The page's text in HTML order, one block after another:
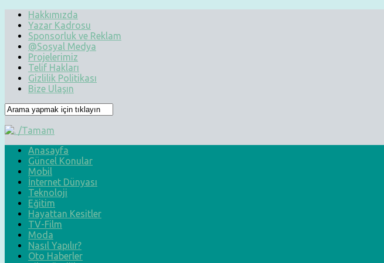
Hakkımızda
Yazar Kadrosu
Sponsorluk ve Reklam
@Sosyal Medya
Projelerimiz
Telif Hakları
Gizlilik Politikası
Bize Ulaşın
Anasayfa
Güncel Konular
Mobil
İnternet Dünyası
Teknoloji
Eğitim
Hayattan Kesitler
TV-Film
Moda
Nasıl Yapılır?
Oto Haberler